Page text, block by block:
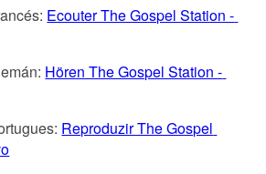
Ecouter The Gospel Station -
Hören The Gospel Station -
Reproduzir The Gospel